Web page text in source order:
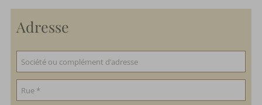
Adresse